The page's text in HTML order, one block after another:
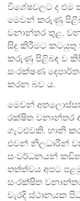
විශේෂවලට ද එම
මෙවන් කරුණු
වනාන්තර තුළ,
සිදු කිරීමට
කරුණු පිළිබඳ ව
සංරක්ෂණ
කරන බව ය.
මෙවන්
රක්ෂිත වනාන්තර
ගැටළුවකි. හානි
එවන් නිලධාරීන්
සංවර්ධනයන්
තත්ත්වය අපට
සංරක්ෂිත
වැරදි ස්ථානයක